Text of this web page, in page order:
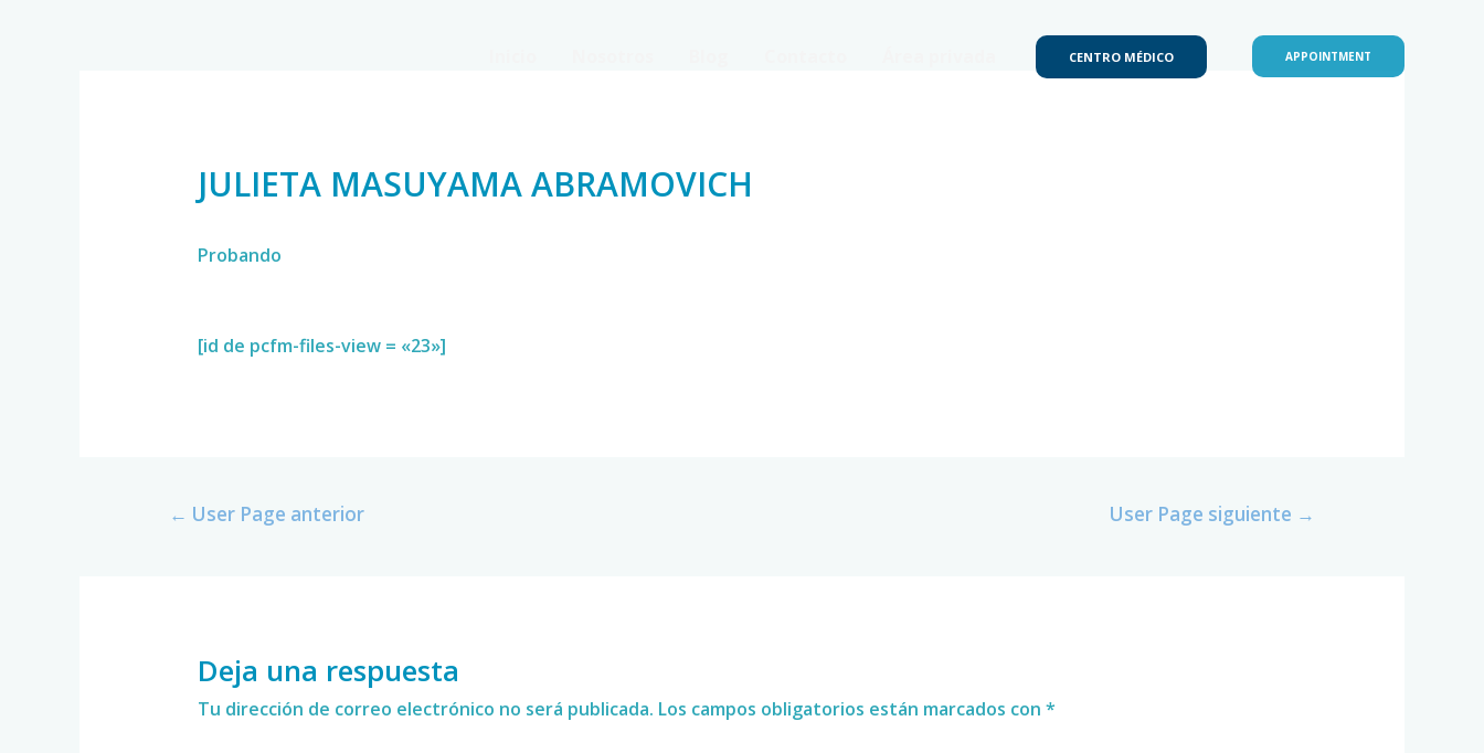
CENTRO MÉDICO APPOINTMENT
JULIETA MASUYAMA ABRAMOVICH
Probando
[id de pcfm-files-view = «23»]
← User Page anterior User Page siguiente →
Deja una respuesta
Tu dirección de correo electrónico no será publicada. Los campos obligatorios están marcados con *